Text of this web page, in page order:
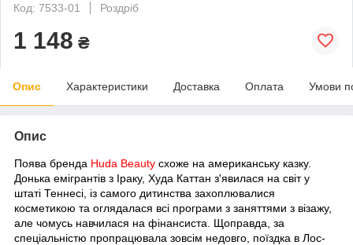
Код: 7533-01
Роздріб
1 148 ₴
Опис Характеристики Доставка Оплата Умови
Опис
Поява бренда Huda Beauty схоже на американську казку.
Донька емігрантів з Іраку, Худа Каттан з'явилася на світ у
штаті Теннесі, із самого дитинства захоплювалися
косметикою та оглядалася всі програми з заняттями з візажу,
але чомусь навчилася на фінансиста. Щоправда, за
спеціальністю пропрацювала зовсім недовго, поїздка в Лос-